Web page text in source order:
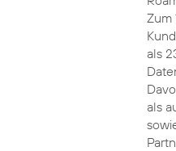
Zum
als
als